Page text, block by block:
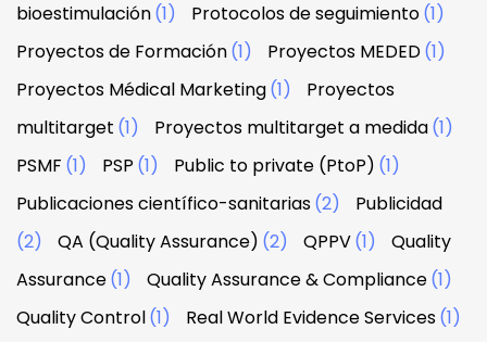
bioestimulación(1) Protocolos de seguimiento(1)
Proyectos de Formación(1) Proyectos MEDED(1)
Proyectos Médical Marketing(1)
Proyectos
multitarget (1) Proyectos multitarget a medida(1)
PSMF (1) PSP (1) Public to private (PtoP) (1)
Publicaciones científico-sanitarias(2)
Publicidad
(2)
QA (Quality Assurance) (2) QPPV(1)
Quality
Assurance(1) Quality Assurance & Compliance(1)
Quality Control(1) Real World Evidence Services(1)